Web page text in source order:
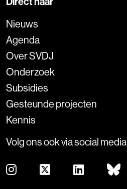
Nieuws
Agenda
Over SVDJ
Onderzoek
Subsidies
Gesteunde projecten
Kennis
Volg ons ook via social media